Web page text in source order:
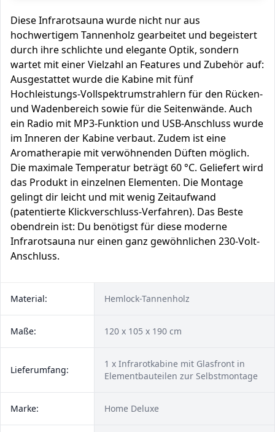
Diese Infrarotsauna wurde nicht nur aus
hochwertigem Tannenholz gearbeitet und begeistert
durch ihre schlichte und elegante Optik, sondern
wartet mit einer Vielzahl an Features und Zubehör auf:
Ausgestattet wurde die Kabine mit fünf
Hochleistungs-Vollspektrumstrahlern für den Rücken-
und Wadenbereich sowie für die Seitenwände. Auch
ein Radio mit MP3-Funktion und USB-Anschluss wurde
im Inneren der Kabine verbaut. Zudem ist eine
Aromatherapie mit verwöhnenden Düften möglich.
Die maximale Temperatur beträgt 60 °C. Geliefert wird
das Produkt in einzelnen Elementen. Die Montage
gelingt dir leicht und mit wenig Zeitaufwand
(patentierte Klickverschluss-Verfahren). Das Beste
obendrein ist: Du benötigst für diese moderne
Infrarotsauna nur einen ganz gewöhnlichen 230-Volt-
Anschluss.
Material: Hemlock-Tannenholz
Maße: 120 x 105 x 190 cm
Lieferumfang:
1 x Infrarotkabine mit Glasfront in
Elementbauteilen zur Selbstmontage
Marke: Home Deluxe